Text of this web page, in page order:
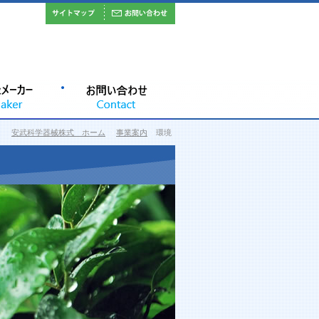
安武科学器械株式 ホーム 事業案内 環境